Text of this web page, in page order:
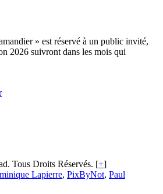
» est réservé à un public invité,
2026 suivront dans les mois qui
Tous Droits Réservés. [+]
Lapierre, PixByNot, Paul